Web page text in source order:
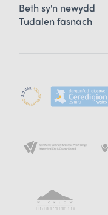
Beth sy'n newydd
Tudalen fasnach